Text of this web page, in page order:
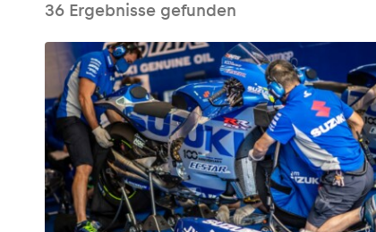
Erlebnisse
Alle anzeigen
36 Ergebnisse gefunden